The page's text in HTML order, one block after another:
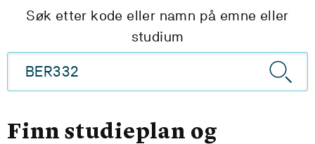
Søk etter kode eller namn på emne eller
studium
Finn studieplan og